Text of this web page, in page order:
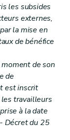
les subsides
externes,
la mise en
de bénéfice
de son
de
est inscrit
travailleurs
à la date
- Décret du 25